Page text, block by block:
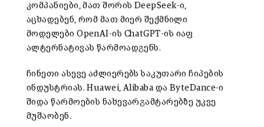
კომპანიები, მათ შორის DeepSeek-ი,
აცხადებენ, რომ მათ მიერ შექმნილი
მოდელებიOpenAI-ის ChatGPT-ის იაფ
ალტერნატივას წარმოადგენს.
ჩინეთი ასევე აძლიერებს საკუთარი ჩიპების
ინდუსტრიას.Huawei,Alibabaდა ByteDance-ი
შიდა წარმოების ნახევარგამტარებზე უკვე
მუშაობენ.